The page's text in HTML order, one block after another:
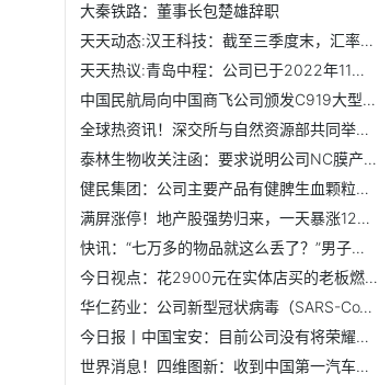
大秦铁路：董事长包楚雄辞职
天天动态:汉王科技：截至三季度末，汇率波动对公司相关业务的...
天天热议:青岛中程：公司已于2022年11月29日收到IPC煤矿、ASM...
中国民航局向中国商飞公司颁发C919大型客机生产许可证
全球热资讯！深交所与自然资源部共同举办海洋中小企业和科技...
泰林生物收关注函：要求说明公司NC膜产品满产情况下预测收入
健民集团：公司主要产品有健脾生血颗粒、健脾生血片、小儿宝...
满屏涨停！地产股强势归来，一天暴涨1200亿！"第三支箭"落地...
快讯：“七万多的物品就这么丢了？”男子傻眼 韵达快递：...
今日视点：花2900元在实体店买的老板燃气灶无法安装 为何遭...
华仁药业：公司新型冠状病毒（SARS-CoV-2）抗原检测试剂盒获...
今日报丨中国宝安：目前公司没有将荣耀并购重组的意向
世界消息！四维图新：收到中国第一汽车股份有限公司中选通知书